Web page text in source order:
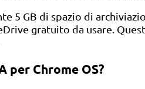
5 GB di spazio di
gratuito da usare.
per Chrome OS?